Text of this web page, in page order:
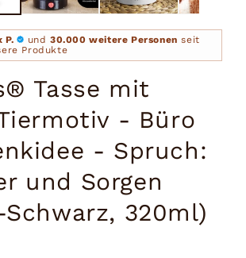
P. und 30.000 weitere Personen seit
Produkte
Tasse mit
- Büro
- Spruch:
und Sorgen
320ml)